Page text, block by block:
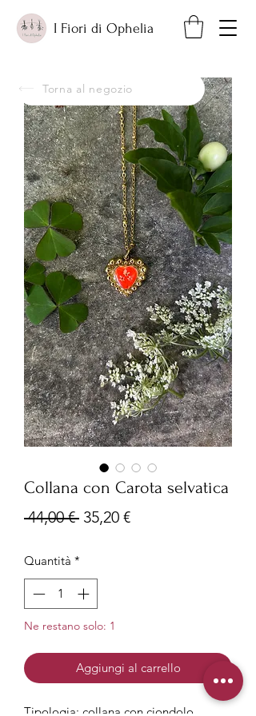
I Fiori di Ophelia
Collana con Carota selvatica
44,00 € Prezzo
35,20 €Prezzo
Quantità *
Ne restano solo: 1
Aggiungi al carrello
Tipologia: collana con ciondolo
Torna al negozio